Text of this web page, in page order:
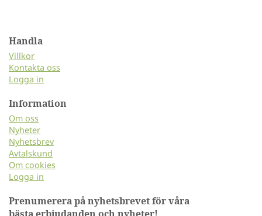
Handla
Villkor
Kontakta oss
Logga in
Information
Om oss
Nyheter
Nyhetsbrev
Avtalskund
Om cookies
Logga in
Prenumerera på nyhetsbrevet för våra